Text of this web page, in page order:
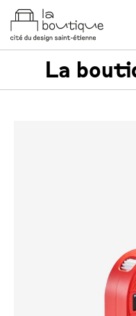
La